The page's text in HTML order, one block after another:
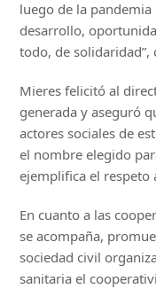
luego de la pandemia
desarrollo,
todo, de solidaridad”,
Mieres felicitó al
generada y aseguró
actores sociales de
el nombre elegido
ejemplifica el respeto
En cuanto a las
se acompaña,
sociedad civil
sanitaria el